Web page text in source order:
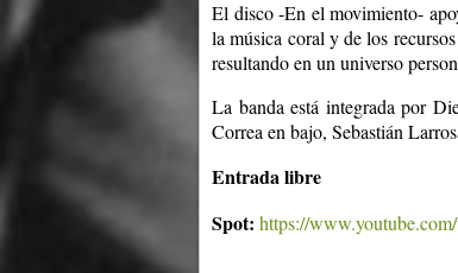
El disco -En el movimiento-
la música coral y de los
resultando en un universo
La banda está integrada por
Correa en bajo, Sebastián
Entrada libre
Spot: https://